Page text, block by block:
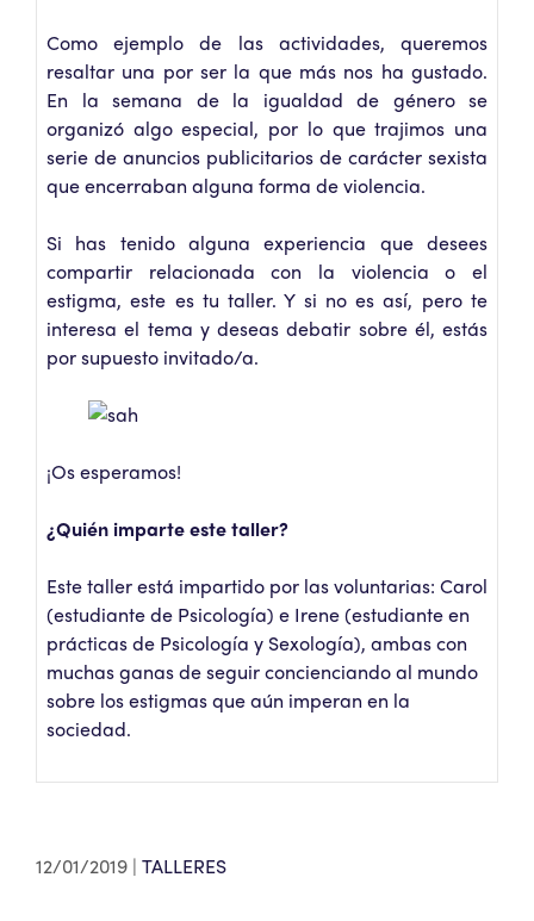
Como ejemplo de las actividades, queremos
resaltar una por ser la que más nos ha gustado.
En la semana de la igualdad de género se
organizó algo especial, por lo que trajimos una
serie de anuncios publicitarios de carácter sexista
que encerraban alguna forma de violencia.
Si has tenido alguna experiencia que desees
compartir relacionada con la violencia o el
estigma, este es tu taller. Y si no es así, pero te
interesa el tema y deseas debatir sobre él, estás
por supuesto invitado/a.
¡Os esperamos!
¿Quién imparte este taller?
Este taller está impartido por las voluntarias: Carol
(estudiante de Psicología) e Irene (estudiante en
prácticas de Psicología y Sexología), ambas con
muchas ganas de seguir concienciando al mundo
sobre los estigmas que aún imperan en la
sociedad.
12/01/2019 TALLERES